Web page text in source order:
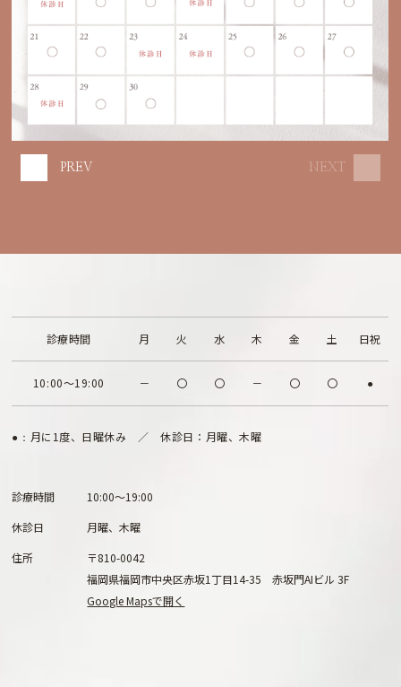
NEXT
PREV
診療時間 月 火 水 木 金 土 日祝
10:00～19:00 － 〇 〇 － 〇 〇 ●
●： 月に1度、日曜休み ／ 休診日：月曜、木曜
診療時間
10:00～19:00
休診日
月曜、木曜
住所
〒810-0042
福岡県福岡市中央区赤坂1丁目14-35 赤坂門AIビル 3F
Google Mapsで開く